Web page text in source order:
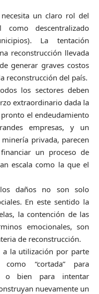
un claro rol del
descentralizado
La tentación
reconstrucción llevada
generar graves costos
reconstrucción del país.
los sectores deben
extraordinario dada la
el endeudamiento
empresas, y un
privada, parecen
un proceso de
escala como la que el
daños no son solo
En este sentido la
la contención de las
emocionales, son
de reconstrucción.
la utilización por parte
“cortada” para
o bien para intentar
nuevamente un